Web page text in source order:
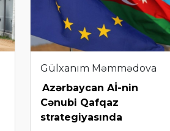
Gülxanım Məmmədova
Azərbaycan Aİ-nin
Cənubi Qafqaz
strategiyasında